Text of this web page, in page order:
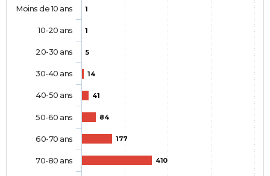
1
1
5
14
41
84
177
410
Moins de 10 ans
10-20 ans
20-30 ans
30-40 ans
40-50 ans
50-60 ans
60-70 ans
70-80 ans